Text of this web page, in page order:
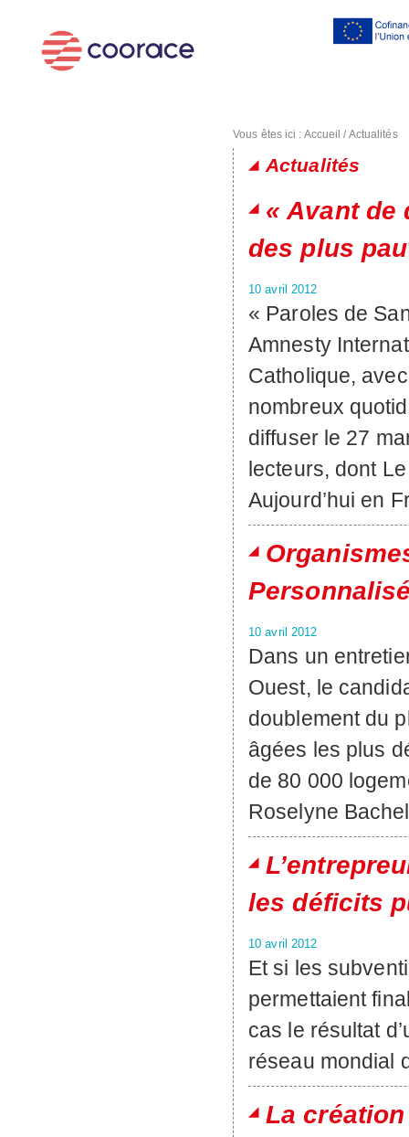
Vous êtes ici : Accueil /Actualités
Actualités
« Avant de
des plus
10 avril 2012
« Paroles de
Amnesty
Catholique,
nombreux
diffuser le 27
lecteurs, dont
Aujourd’hui en
10 avril 2012
Dans un
Ouest, le
doublement du
âgées les plus
de 80 000
Roselyne
les déficits
10 avril 2012
Et si les
permettaient
cas le résultat
réseau mondial
La
Pages